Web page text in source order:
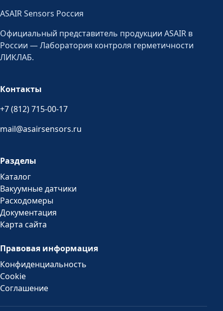
ASAIR Sensors Россия
Официальный представитель продукции ASAIR в
России — Лаборатория контроля герметичности
ЛИКЛАБ.
Контакты
+7 (812) 715-00-17
mail@asairsensors.ru
Разделы
Каталог
Вакуумные датчики
Расходомеры
Документация
Карта сайта
Правовая информация
Конфиденциальность
Cookie
Соглашение